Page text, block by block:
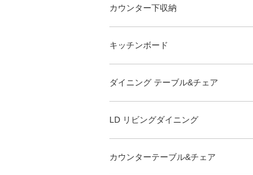
カウンター下収納
キッチンボード
ダイニング テーブル&チェア
LD リビングダイニング
カウンターテーブル&チェア